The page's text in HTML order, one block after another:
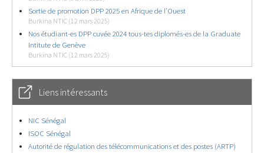
Sortie de promotion DPP 2025 en Afrique de l’Ouest
Burkina NTIC (12 mars 2025)
Nos étudiant-es DPP cuvée 2024 tous-tes diplomés-es de la Graduate
Intitute de Genève
Burkina NTIC (12 mars 2025)
Liens intéressants
NIC Sénégal
ISOC Sénégal
Autorité de régulation des télécommunications et des postes (ARTP)